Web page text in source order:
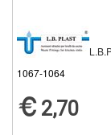
1067-1064
2,70